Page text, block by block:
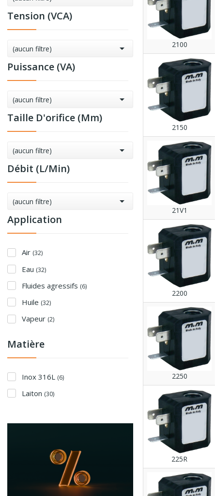
Tension (VCA)
(aucun filtre) 
Puissance (VA)
(aucun filtre) 
Taille D'orifice (mm)
(aucun filtre) 
Débit (l/min)
(aucun filtre) 
Application
Air (32)
Eau (32)
Fluides agressifs (6)
Huile (32)
Vapeur (2)
Matière
Inox 316L (6)
Laiton (30)
2100
2150
21V1
2200
2250
225R